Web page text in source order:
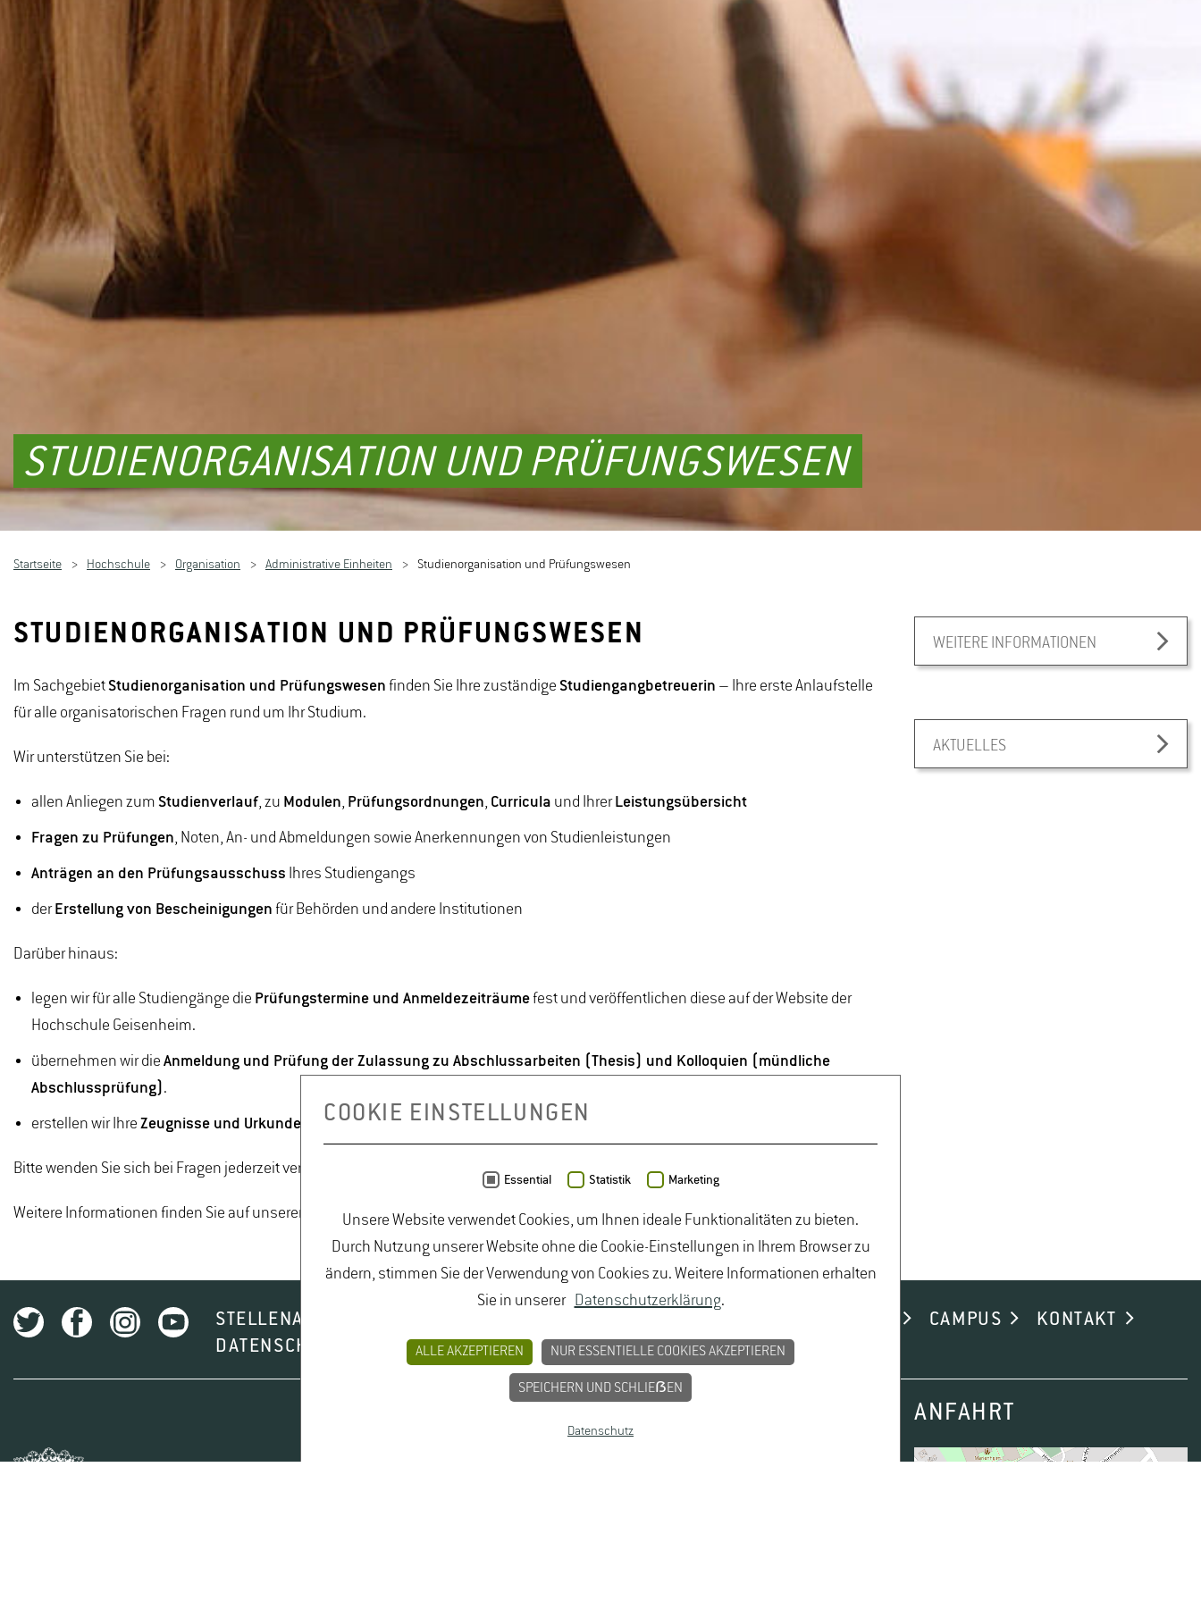
STUDIENORGANISATION UND PRÜFUNGSWESEN
Startseite Hochschule Organisation Administrative Einheiten Studienorganisation und Prüfungswesen
STUDIENORGANISATION UND PRÜFUNGSWESEN
Im SachgebietStudienorganisation und Prüfungswesen finden Sie Ihre zuständige Studiengangbetreuerin – Ihre erste Anlaufstelle
für alle organisatorischen Fragen rund um Ihr Studium.
Wir unterstützen Sie bei:
allen Anliegen zum Studienverlauf, zu Modulen, Prüfungsordnungen, Curricula und IhrerLeistungsübersicht
Fragen zu Prüfungen, Noten, An- und Abmeldungen sowie Anerkennungen von Studienleistungen
Anträgen an den Prüfungsausschuss Ihres Studiengangs
derErstellung von Bescheinigungen für Behörden und andere Institutionen
Darüber hinaus:
legen wir für alle Studiengänge die Prüfungstermine und Anmeldezeiträume fest und veröffentlichen diese auf der Website der
Hochschule Geisenheim.
übernehmen wir die Anmeldung und Prüfung der Zulassung zu Abschlussarbeiten (Thesis) und Kolloquien (mündliche
Abschlussprüfung).
erstellen wir Ihre Zeugnisse und Urkunden nach Abschluss Ihres Studiums.
Bitte wenden Sie sich bei Fragen jederzeit vertrauensvoll an Ihre Studiengangbetreuerin. Wir beraten Sie gerne.
Weitere Informationen finden Sie auf unserer Hauptwebseite.
WEITERE INFORMATIONEN
AKTUELLES
STELLENAUSSCHREIBUNGEN CAMPUS
KONTAKT
DATENSCHUTZ
IMPRESSUM
ANFAHRT
COOKIE EINSTELLUNGEN
Essential Statistik Marketing
Unsere Website verwendet Cookies, um Ihnen ideale Funktionalitäten zu bieten.
Durch Nutzung unserer Website ohne die Cookie-Einstellungen in Ihrem Browser zu
ändern, stimmen Sie der Verwendung von Cookies zu. Weitere Informationen erhalten
Sie in unserer Datenschutzerklärung.
ALLE AKZEPTIEREN NUR ESSENTIELLE COOKIES AKZEPTIEREN
SPEICHERN UND SCHLIEẞEN
Datenschutz